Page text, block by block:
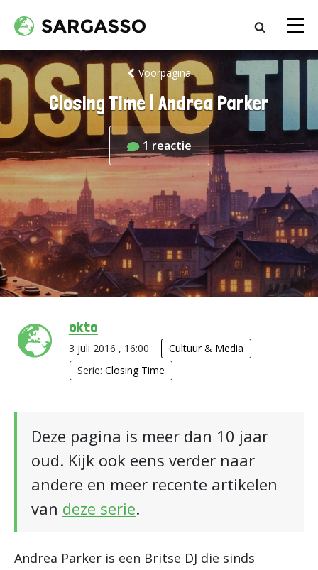
Voorpagina
Closing Time | Andrea Parker
1 reactie
okto
3 juli 2016 , 16:00
Cultuur & Media
Serie: Closing Time
Deze pagina is meer dan 10 jaar
oud. Kijk ook eens verder naar
andere en meer recente artikelen
van deze serie.
Andrea Parker is een Britse DJ die sinds